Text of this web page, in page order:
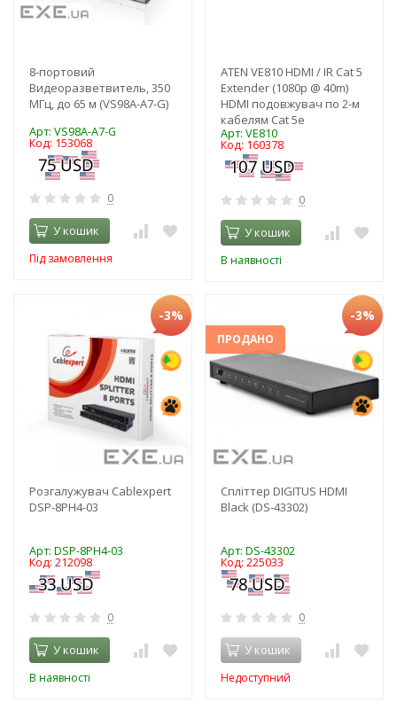
8-портовий
Видеоразветвитель, 350
МГц, до 65 м (VS98A-A7-G)
Арт: VS98A-A7-G
Код: 153068
0
У кошик
Під замовлення
ATEN VE810 HDMI / IR Cat 5
Extender (1080p @ 40m)
HDMI подовжувач по 2-м
кабелям Cat 5e
Арт: VE810
Код: 160378
0
У кошик
В наявності
-3%
Розгалужувач Cablexpert
DSP-8PH4-03
Арт: DSP-8PH4-03
Код: 212098
0
У кошик
В наявності
ПРОДАНО
-3%
Спліттер DIGITUS HDMI
Black (DS-43302)
Арт: DS-43302
Код: 225033
0
У кошик
Недоступний